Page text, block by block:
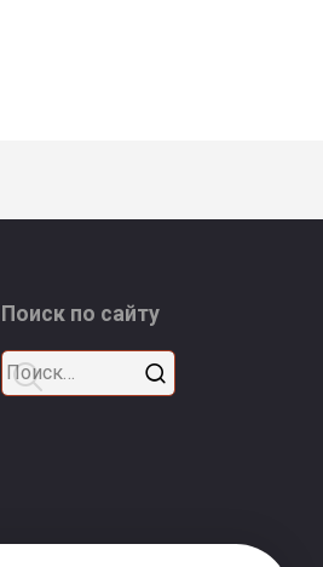
Поиск по сайту
Search
for: